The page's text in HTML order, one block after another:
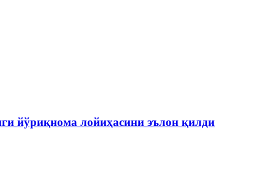
йўриқнома лойиҳасини эълон қилди